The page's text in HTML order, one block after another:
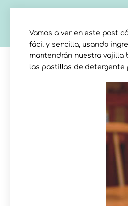
Vamos a ver en este post
fácil y sencilla, usando
mantendrán nuestra vajilla
las pastillas de detergente